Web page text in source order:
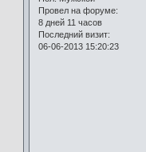
Провел на форуме:
8 дней 11 часов
Последний визит:
06-06-2013 15:20:23